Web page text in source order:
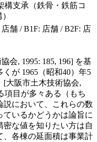
構支承（鉄骨・鉄筋コ
舗 / B1F: 店舗 / B2F: 店
会, 1995: 185, 196] を基
が 1965（昭和40）年5
[大阪市土木技術協会,
項目が多々ある（もち
説において、これらの数
いるかどうかは論旨に
な値を知りたい方は自
、各棟の延面積は事業計